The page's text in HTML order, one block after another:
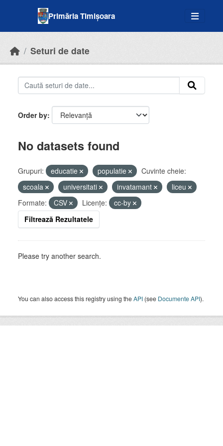
Primăria Timișoara
Seturi de date
Order by
No datasets found
Grupuri: educatie populatie
Cuvinte cheie:
scoala
universitati invatamant
liceu
Formate:
CSV Licenţe:
cc-by
Filtrează Rezultatele
Please try another search.
You can also access this registry using theAPI (see Documente API).